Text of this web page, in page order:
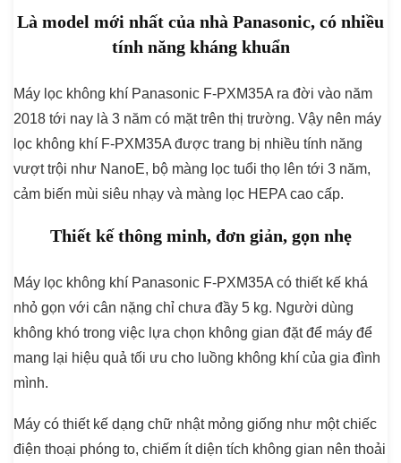
Là model mới nhất của nhà Panasonic, có nhiều
tính năng kháng khuẩn
Máy lọc không khí Panasonic F-PXM35A ra đời vào năm
2018 tới nay là 3 năm có mặt trên thị trường. Vậy nên máy
lọc không khí F-PXM35A được trang bị nhiều tính năng
vượt trội như NanoE, bộ màng lọc tuổi thọ lên tới 3 năm,
cảm biến mùi siêu nhạy và màng lọc HEPA cao cấp.
Thiết kế thông minh, đơn giản, gọn nhẹ
Máy lọc không khí Panasonic F-PXM35A có thiết kế khá
nhỏ gọn với cân nặng chỉ chưa đầy 5 kg. Người dùng
không khó trong việc lựa chọn không gian đặt để máy để
mang lại hiệu quả tối ưu cho luồng không khí của gia đình
mình.
Máy có thiết kế dạng chữ nhật mỏng giống như một chiếc
điện thoại phóng to, chiếm ít diện tích không gian nên thoải